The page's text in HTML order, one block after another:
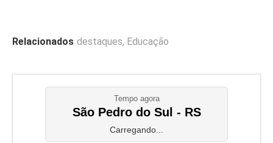
Relacionados destaques, Educação
Tempo agora
São Pedro do Sul - RS
Carregando...